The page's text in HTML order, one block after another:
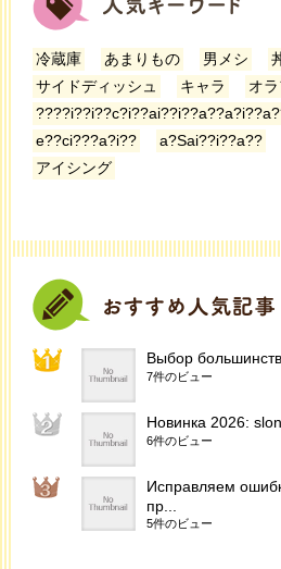
冷蔵庫 あまりもの 男メシ
サイドディッシュ
キャラ オ
e??ci???a?i??
a?Sai??i??a??
アイシング
Выбор
7件のビュー
Новинка 2026:
6件のビュー
Исправляем
пр...
5件のビュー